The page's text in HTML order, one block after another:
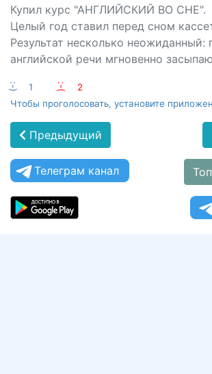
Купил курс "АНГЛИЙСКИЙ ВО СНЕ".
Целый год ставил перед сном
Результат несколько неожиданный:
английской речи мгновенно
:-) 1 :-(
2
Чтобы проголосовать, установите
Предыдущий
Телеграм канал